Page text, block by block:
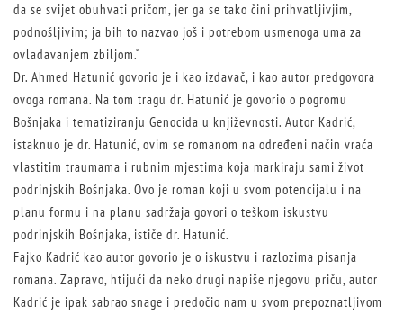
da se svijet obuhvati pričom, jer ga se tako čini prihvatljivjim,
podnošljivim; ja bih to nazvao još i potrebom usmenoga uma za
ovladavanjem zbiljom.“
Dr. Ahmed Hatunić govorio je i kao izdavač, i kao autor predgovora
ovoga romana. Na tom tragu dr. Hatunić je govorio o pogromu
Bošnjaka i tematiziranju Genocida u književnosti. Autor Kadrić,
istaknuo je dr. Hatunić, ovim se romanom na određeni način vraća
vlastitim traumama i rubnim mjestima koja markiraju sami život
podrinjskih Bošnjaka. Ovo je roman koji u svom potencijalu i na
planu formu i na planu sadržaja govori o teškom iskustvu
podrinjskih Bošnjaka, ističe dr. Hatunić.
Fajko Kadrić kao autor govorio je o iskustvu i razlozima pisanja
romana. Zapravo, htijući da neko drugi napiše njegovu priču, autor
Kadrić je ipak sabrao snage i predočio nam u svom prepoznatljivom